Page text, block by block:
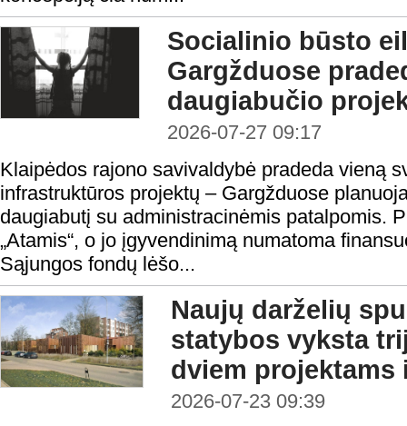
Socialinio būsto
Gargžduose
daugiabučio
2026-07-27 09:17
Klaipėdos rajono savivaldybė pradeda vieną
infrastruktūros projektų – Gargžduose
daugiabutį su administracinėmis patalpomis.
„Atamis“, o jo įgyvendinimą numatoma
Sąjungos fondų lėšo...
Naujų darželių
statybos vyksta
dviem projektams
2026-07-23 09:39